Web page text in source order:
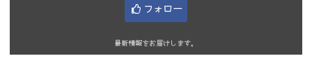
フォロー
最新情報をお届けします。